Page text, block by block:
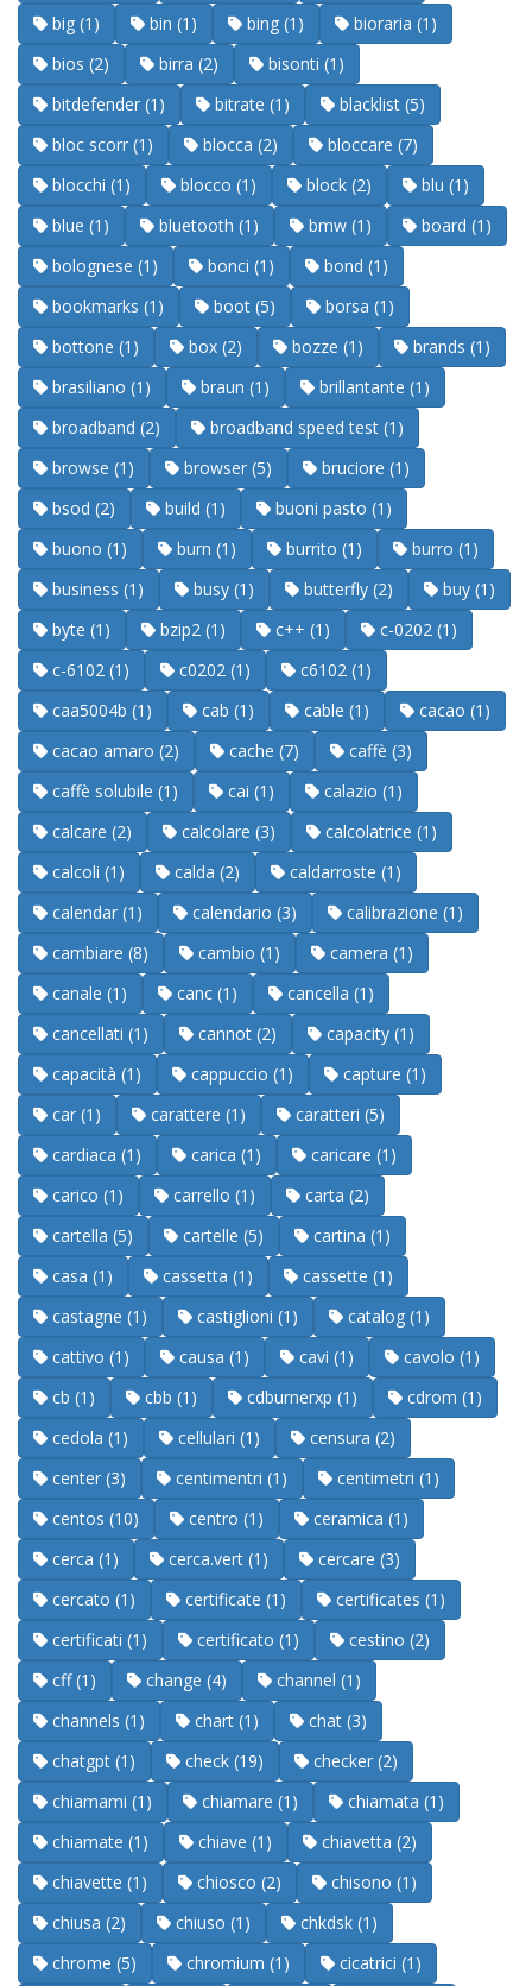
big (1)
bin (1) bing (1)
bioraria (1)
bios (2)
birra (2)
bisonti (1)
bitdefender (1)
bitrate (1)
blacklist (5)
bloc scorr (1)
blocca (2)
bloccare (7)
blocchi (1)
blocco (1) block (2)
blu (1)
blue (1)
bluetooth (1) bmw (1)
board (1)
bolognese (1)
bonci (1)
bond (1)
bookmarks (1)
boot (5)
borsa (1)
bottone (1)
box (2) bozze (1)
brands (1)
brasiliano (1)
braun (1)
brillantante (1)
broadband (2)
broadband speed test (1)
browse (1)
browser (5)
bruciore (1)
bsod (2)
build (1)
buoni pasto (1)
buono (1)
burn (1) burrito (1)
burro (1)
business (1)
busy (1) butterfly (2)
buy (1)
byte (1)
bzip2 (1) c++ (1)
c-0202 (1)
c-6102 (1)
c0202 (1)
c6102 (1)
caa5004b (1)
cab (1) cable (1)
cacao (1)
cacao amaro (2)
cache (7)
caffè (3)
caffè solubile (1)
cai (1)
calazio (1)
calcare (2)
calcolare (3)
calcolatrice (1)
calcoli (1)
calda (2)
caldarroste (1)
calendar (1)
calendario (3)
calibrazione (1)
cambiare (8)
cambio (1)
camera (1)
canale (1)
canc (1)
cancella (1)
cancellati (1)
cannot (2)
capacity (1)
capacità (1)
cappuccio (1)
capture (1)
car (1)
carattere (1)
caratteri (5)
cardiaca (1)
carica (1)
caricare (1)
carico (1)
carrello (1)
carta (2)
cartella (5)
cartelle (5)
cartina (1)
casa (1)
cassetta (1)
cassette (1)
castagne (1)
castiglioni (1)
catalog (1)
cattivo (1)
causa (1) cavi (1)
cavolo (1)
cb (1)
cbb (1) cdburnerxp (1)
cdrom (1)
cedola (1)
cellulari (1)
censura (2)
center (3)
centimentri (1)
centimetri (1)
centos (10)
centro (1)
ceramica (1)
cerca (1)
cerca.vert (1)
cercare (3)
cercato (1)
certificate (1)
certificates (1)
certificati (1)
certificato (1)
cestino (2)
cff (1)
change (4)
channel (1)
channels (1)
chart (1)
chat (3)
chatgpt (1)
check (19)
checker (2)
chiamami (1)
chiamare (1)
chiamata (1)
chiamate (1)
chiave (1)
chiavetta (2)
chiavette (1)
chiosco (2)
chisono (1)
chiusa (2)
chiuso (1)
chkdsk (1)
chrome (5)
chromium (1)
cicatrici (1)